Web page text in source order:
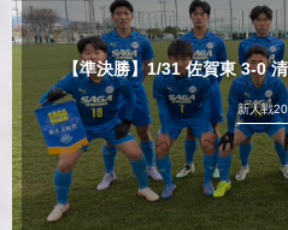
【準決勝】1/31 佐賀東 3-0
新人戦